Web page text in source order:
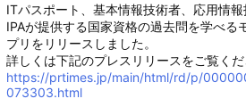
ITパスポート、基本情報技術者、応用情
IPAが提供する国家資格の過去問を学べる
プリをリリースしました。
詳しくは下記のプレスリリースをご覧くだ
https://prtimes.jp/main/html/rd/p/
073303.html